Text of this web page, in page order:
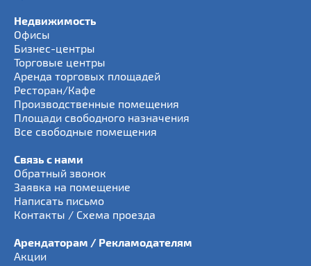
Недвижимость
Офисы
Бизнес-центры
Торговые центры
Аренда торговых площадей
Ресторан/Кафе
Производственные помещения
Площади свободного назначения
Все свободные помещения
Связь с нами
Обратный звонок
Заявка на помещение
Написать письмо
Контакты / Схема проезда
Арендаторам / Рекламодателям
Акции